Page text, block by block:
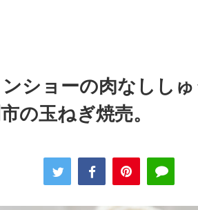
ショーの肉なしし
の玉ねぎ焼売。